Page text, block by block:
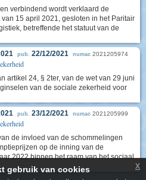
verbindend wordt verklaard de
15 april 2021, gesloten in het Paritair
betreffende het statuut van de
pub. 22/12/2021 numac 2021205974
artikel 24, § 2ter, van de wet van 29 juni
van de sociale zekerheid voor
pub. 23/12/2021 numac 2021205999
de invloed van de schommelingen
op de inning van de
2022 binnen het raam van het sociaal
gebruik van cookies x